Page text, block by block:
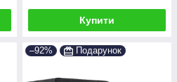
Купити
–92% Подарунок